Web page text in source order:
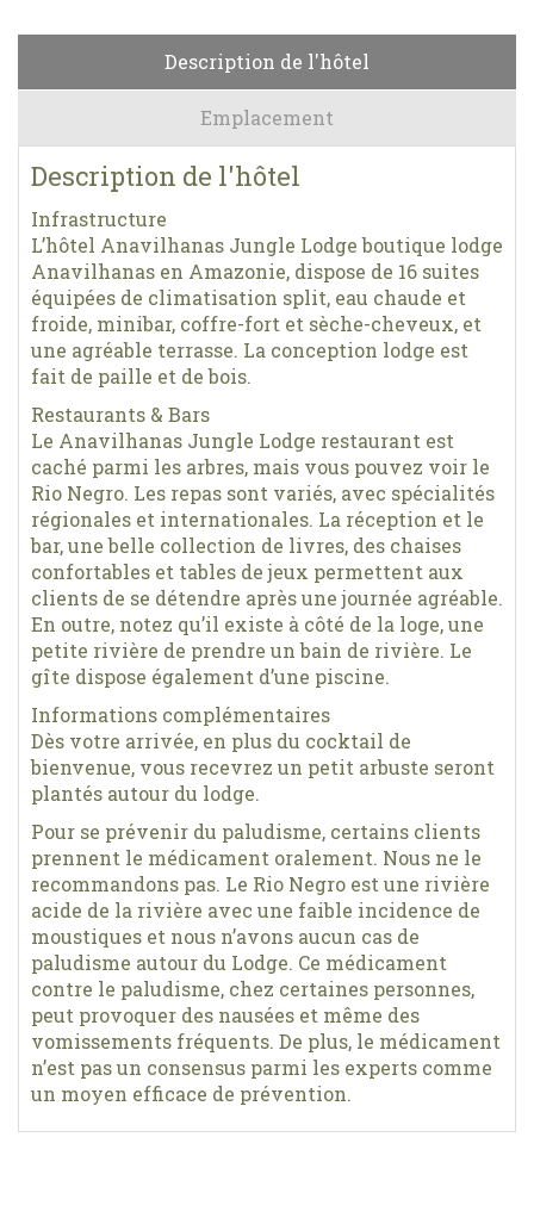
Description de l'hôtel
Emplacement
Description de l'hôtel
Infrastructure
L’hôtel Anavilhanas Jungle Lodge boutique lodge
Anavilhanas en Amazonie, dispose de 16 suites
équipées de climatisation split, eau chaude et
froide, minibar, coffre-fort et sèche-cheveux, et
une agréable terrasse. La conception lodge est
fait de paille et de bois.
Restaurants & Bars
Le Anavilhanas Jungle Lodge restaurant est
caché parmi les arbres, mais vous pouvez voir le
Rio Negro. Les repas sont variés, avec spécialités
régionales et internationales. La réception et le
bar, une belle collection de livres, des chaises
confortables et tables de jeux permettent aux
clients de se détendre après une journée agréable.
En outre, notez qu’il existe à côté de la loge, une
petite rivière de prendre un bain de rivière. Le
gîte dispose également d’une piscine.
Informations complémentaires
Dès votre arrivée, en plus du cocktail de
bienvenue, vous recevrez un petit arbuste seront
plantés autour du lodge.
Pour se prévenir du paludisme, certains clients
prennent le médicament oralement. Nous ne le
recommandons pas. Le Rio Negro est une rivière
acide de la rivière avec une faible incidence de
moustiques et nous n’avons aucun cas de
paludisme autour du Lodge. Ce médicament
contre le paludisme, chez certaines personnes,
peut provoquer des nausées et même des
vomissements fréquents. De plus, le médicament
n’est pas un consensus parmi les experts comme
un moyen efficace de prévention.